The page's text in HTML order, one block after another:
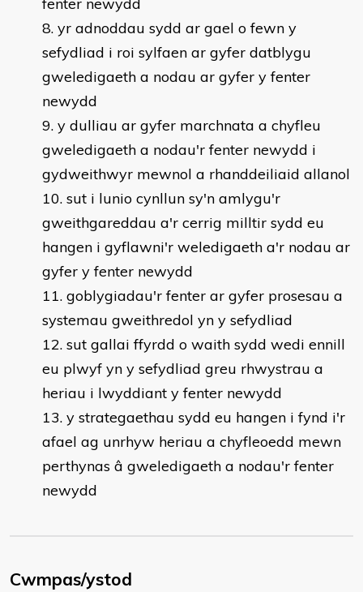
yr adnoddau sydd ar gael o fewn y
sefydliad i roi sylfaen ar gyfer datblygu
gweledigaeth a nodau ar gyfer y fenter
newydd
y dulliau ar gyfer marchnata a chyfleu
gweledigaeth a nodau'r fenter newydd i
gydweithwyr mewnol a rhanddeiliaid allanol
sut i lunio cynllun sy'n amlygu'r
gweithgareddau a'r cerrig milltir sydd eu
hangen i gyflawni'r weledigaeth a'r nodau ar
gyfer y fenter newydd
goblygiadau'r fenter ar gyfer prosesau a
systemau gweithredol yn y sefydliad
sut gallai ffyrdd o waith sydd wedi ennill
eu plwyf yn y sefydliad greu rhwystrau a
heriau i lwyddiant y fenter newydd
y strategaethau sydd eu hangen i fynd i'r
afael ag unrhyw heriau a chyfleoedd mewn
perthynas â gweledigaeth a nodau'r fenter
newydd
Cwmpas/ystod